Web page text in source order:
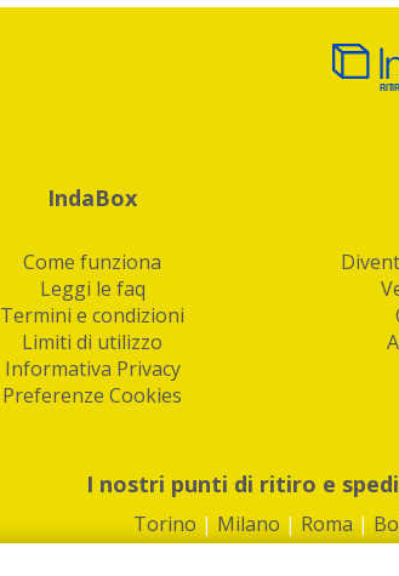
IndaBox
Come funziona
Leggi le faq
Termini e condizioni
Limiti di utilizzo
Informativa Privacy
Preferenze Cookies
I nostri punti di ritiro e
Torino | Milano | Roma |